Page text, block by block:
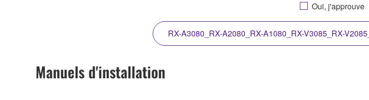
des données (« LOGICIEL ») accompagnant cet Accord, uniquement sur un ordinateur, un
gérez vous-même. Le terme LOGICIEL englobe toutes les mises à jour du logiciel et des
stockage dans lequel le LOGICIEL est stocké, le LOGICIEL lui-même est la propriété de
lois sur les droits d'auteur en vigueur et toutes les dispositions des traités applicables. Bien
Oui, j'approuve
RX-A3080_RX-A2080_RX-A1080_RX-V3085_RX-
Manuels d'installation